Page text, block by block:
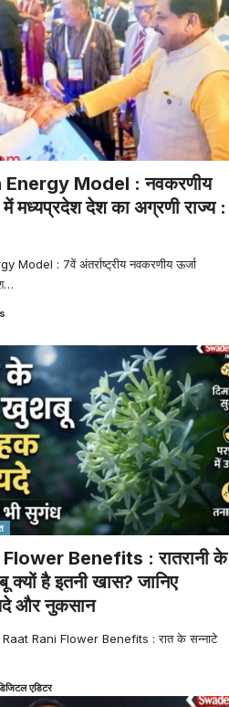
Energy Model : नवकरणीय
में मध्यप्रदेश देश का अग्रणी राज्य :
Model : 7वें अंतर्राष्ट्रीय नवकरणीय ऊर्जा
…
Benefits : रातरानी के
है इतनी खास? जानिए
और नुकसान
Rani Flower Benefits : रात के सन्नाटे
एडिटर